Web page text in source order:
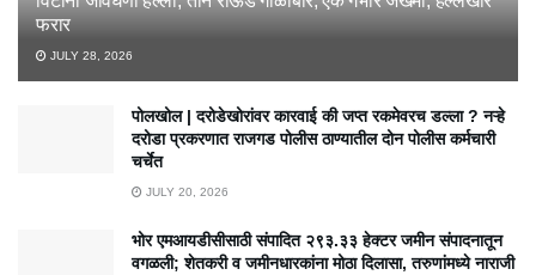
फरार
JULY 28, 2026
पोलखोल | दरोडेखोरांवर कारवाई की जप्त रकमेवरच डल्ला ? नऱ्हे
दरोडा प्रकरणात राजगड पोलीस ठाण्यातील दोन पोलीस कर्मचारी
चर्चेत
JULY 20, 2026
भोर एमआयडीसीसाठी संपादित २९३.३३ हेक्टर जमीन संपादनातून
वगळली; शेतकरी व जमीनधारकांना मोठा दिलासा, तरुणांमध्ये नाराजी